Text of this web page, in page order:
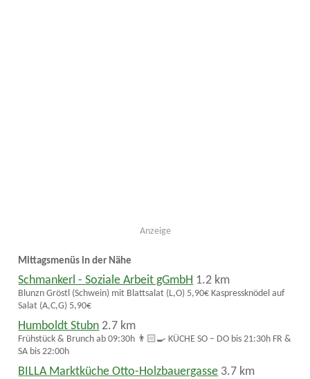
Anzeige
Mittagsmenüs in der Nähe
Schmankerl - Soziale Arbeit gGmbH 1.2 km
Blunzn Gröstl (Schwein) mit Blattsalat (L,O) 5,90€ Kaspressknödel auf
Salat (A,C,G) 5,90€
Humboldt Stubn 2.7 km
Frühstück & Brunch ab 09:30h 👨🏻‍🍳 KÜCHE SO – DO bis 21:30h FR &
SA bis 22:00h
BILLA Marktküche Otto-Holzbauergasse 3.7 km